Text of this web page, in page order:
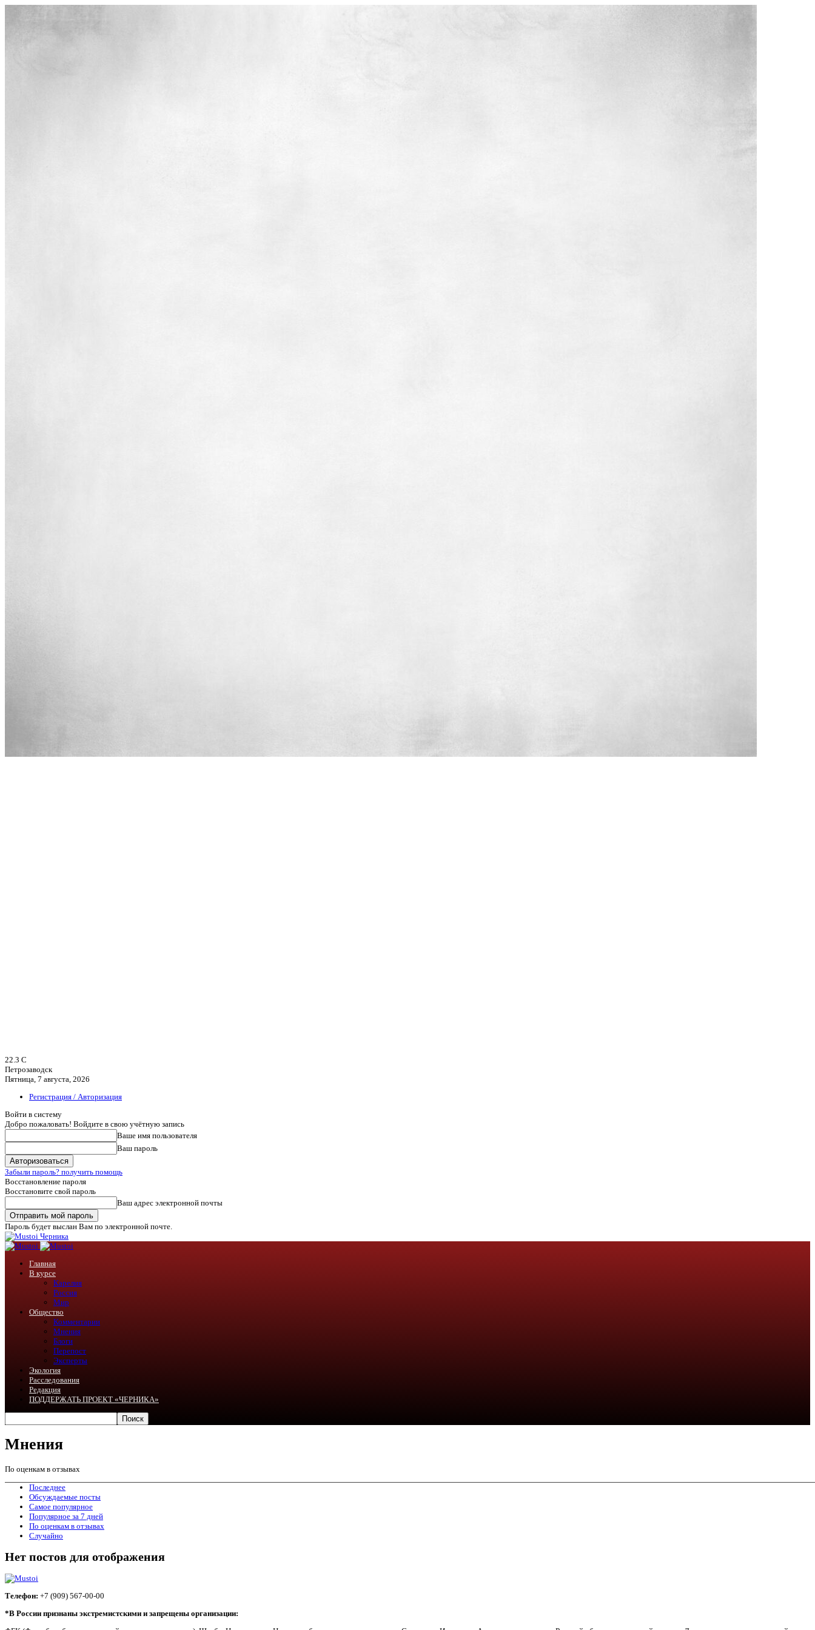
22.3 C
Петрозаводск
Пятница, 7 августа, 2026
Регистрация / Авторизация
Войти в систему
Добро пожаловать! Войдите в свою учётную запись
Ваше имя пользователя
Ваш пароль
Забыли пароль? получить помощь
Восстановление пароля
Восстановите свой пароль
Ваш адрес электронной почты
Пароль будет выслан Вам по электронной почте.
Черника
Главная
В курсе
Карелия
Россия
Мир
Общество
Комментарии
Мнения
Блоги
Перепост
Эксперты
Экология
Расследования
Редакция
ПОДДЕРЖАТЬ ПРОЕКТ «ЧЕРНИКА»
Мнения
По оценкам в отзывах
Последнее
Обсуждаемые посты
Самое популярное
Популярное за 7 дней
По оценкам в отзывах
Случайно
Нет постов для отображения
Телефон: +7 (909) 567-00-00
*В России признаны экстремистскими и запрещены организации: